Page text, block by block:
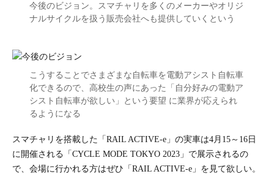
今後のビジョン。スマチャリを多くのメーカーやオリジ
ナルサイクルを扱う販売会社へも提供していくという
こうすることでさまざまな自転車を電動アシスト自転車
化できるので、高校生の声にあった「自分好みの電動ア
シスト自転車が欲しい」という要望 に業界が応えられ
るようになる
スマチャリを搭載した「RAIL ACTIVE-e」の実車は4月15～16日
に開催される「CYCLE MODE TOKYO 2023」で展示されるの
で、会場に行かれる方はぜひ「RAIL ACTIVE-e」を見て欲しい。